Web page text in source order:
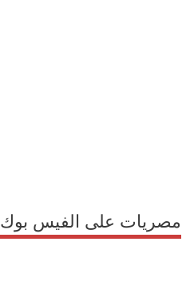
مصريات على الفيس بوك